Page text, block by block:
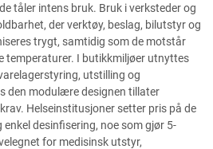
tåler intens bruk. Bruk i verksteder og
der verktøy, beslag, bilutstyr og
trygt, samtidig som de motstår
temperaturer. I butikkmiljøer utnyttes
utstilling og
den modulære designen tillater
Helseinstitusjoner setter pris på de
enkel desinfisering, noe som gjør 5-
for medisinsk utstyr,